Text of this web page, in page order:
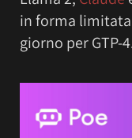
in forma
giorno per GTP-